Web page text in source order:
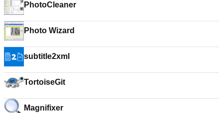
PhotoCleaner
Photo Wizard
subtitle2xml
TortoiseGit
Magnifixer